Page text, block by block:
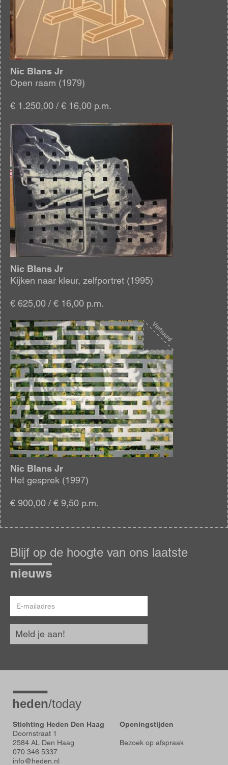
Nic Blans Jr
Open raam (1979)
€ 1.250,00 / € 16,00 p.m.
Afbeelding
Nic Blans Jr
Kijken naar kleur, zelfportret (1995)
€ 625,00 / € 16,00 p.m.
Afbeelding
Nic Blans Jr
Het gesprek (1997)
€ 900,00 / € 9,50 p.m.
op
de
hoogte
Blijf op de hoogte van ons laatste
nieuws
mailadres
Meld je aan!
Stichting Heden Den Haag
Doornstraat 1
2584 AL Den Haag
070 346 5337
info@heden.nl
Openingstijden
Bezoek op afspraak